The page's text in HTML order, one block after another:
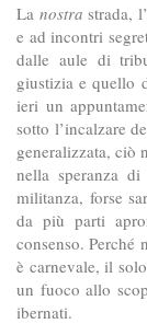
La nostra strada,
e ad incontri
dalle aule di
giustizia e quello
ieri un
sotto l’incalzare
generalizzata, ciò
nella speranza
militanza, forse
da più parti
consenso. Perché
è carnevale, il
un fuoco allo
ibernati.